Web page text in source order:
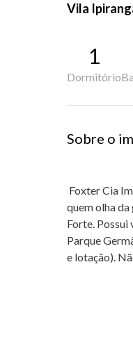
Vila
1
Dormitório
Sobre o
Foxter Cia
quem olha
Forte. Possui
Parque
e lotação).